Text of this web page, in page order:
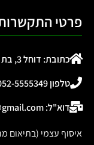
פרטי
כתובת: דוחל 3, בת חפר
טלפון 052-5555349
דוא"ל: ohad2967@gmail.com
איסוף עצמי (בתיאום מראש